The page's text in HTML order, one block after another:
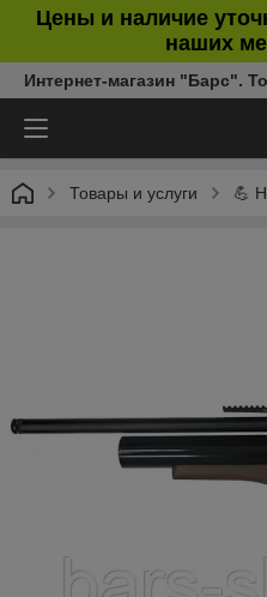
Цены и наличие
наших
Интернет-магазин "Барс".
Товары и услуги 💪